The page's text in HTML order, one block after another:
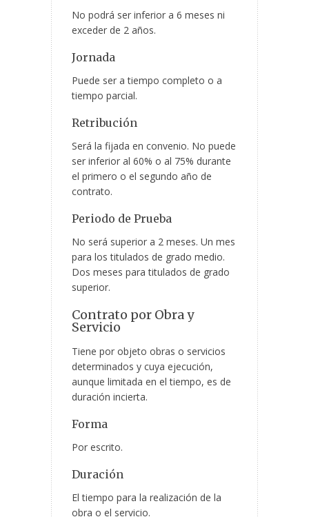
No podrá ser inferior a 6 meses ni
exceder de 2 años.
Jornada
Puede ser a tiempo completo o a
tiempo parcial.
Retribución
Será la fijada en convenio. No puede
ser inferior al 60% o al 75% durante
el primero o el segundo año de
contrato.
Periodo de Prueba
No será superior a 2 meses. Un mes
para los titulados de grado medio.
Dos meses para titulados de grado
superior.
Contrato por Obra y
Servicio
Tiene por objeto obras o servicios
determinados y cuya ejecución,
aunque limitada en el tiempo, es de
duración incierta.
Forma
Por escrito.
Duración
El tiempo para la realización de la
obra o el servicio.